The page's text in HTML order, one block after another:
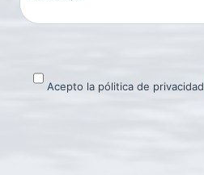
Acepto la pólitica de privacidad